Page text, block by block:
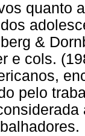
quanto
&
e cols.
pelo